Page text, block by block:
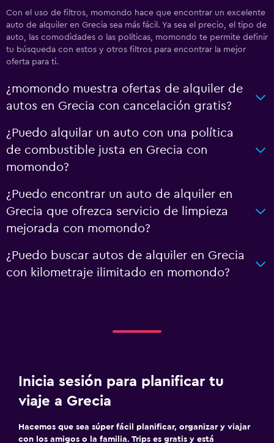
Con el uso de filtros, momondo hace que encontrar un excelente
auto de alquiler en Grecia sea más fácil. Ya sea el precio, el tipo de
auto, las comodidades o las políticas, momondo te permite definir
tu búsqueda con estos y otros filtros para encontrar la mejor
oferta para ti.
¿momondo muestra ofertas de alquiler de
autos en Grecia con cancelación gratis?
¿Puedo alquilar un auto con una política
de combustible justa en Grecia con
momondo?
¿Puedo encontrar un auto de alquiler en
Grecia que ofrezca servicio de limpieza
mejorada con momondo?
¿Puedo buscar autos de alquiler en Grecia
con kilometraje ilimitado en momondo?
Inicia sesión para planificar tu
viaje a Grecia
Hacemos que sea súper fácil planificar, organizar y viajar
con los amigos o la familia. Trips es gratis y está